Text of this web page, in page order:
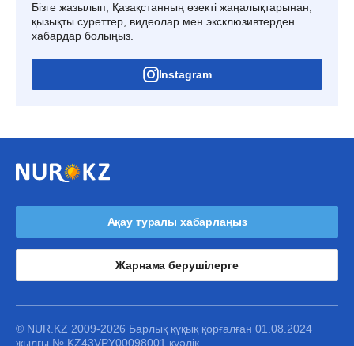
Бізге жазылып, Қазақстанның өзекті жаңалықтарынан,
қызықты суреттер, видеолар мен эксклюзивтерден
хабардар болыңыз.
Instagram
Ақау туралы хабарлаңыз
Жарнама берушілерге
® NUR.KZ 2009-2026 Барлық құқық қорғалған 01.08.2024
жылғы № KZ43VPY00098001 куәлік.